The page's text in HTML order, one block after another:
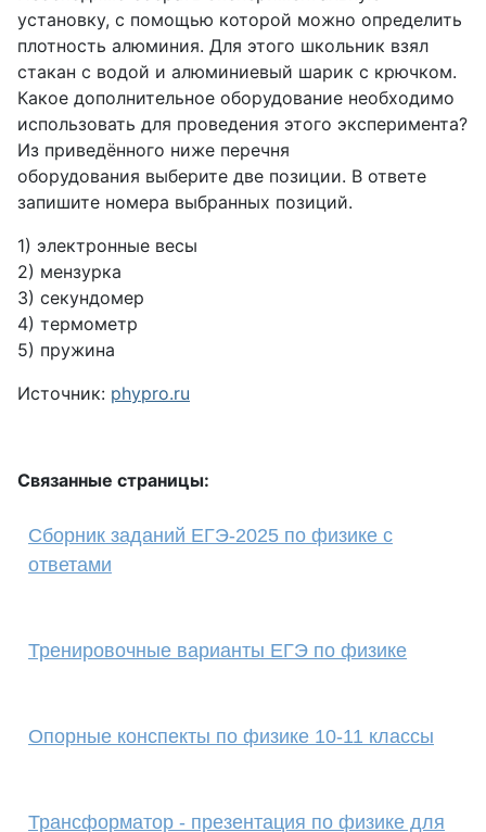
установку, с помощью которой можно определить
плотность алюминия. Для этого школьник взял
стакан с водой и алюминиевый шарик с крючком.
Какое дополнительное оборудование необходимо
использовать для проведения этого эксперимента?
Из приведённого ниже перечня
оборудования выберите две позиции. В ответе
запишите номера выбранных позиций.
1) электронные весы
2) мензурка
3) секундомер
4) термометр
5) пружина
Источник: phypro.ru
Связанные страницы:
Сборник заданий ЕГЭ-2025 по физике с
ответами
Тренировочные варианты ЕГЭ по физике
Опорные конспекты по физике 10-11 классы
Трансформатор - презентация по физике для